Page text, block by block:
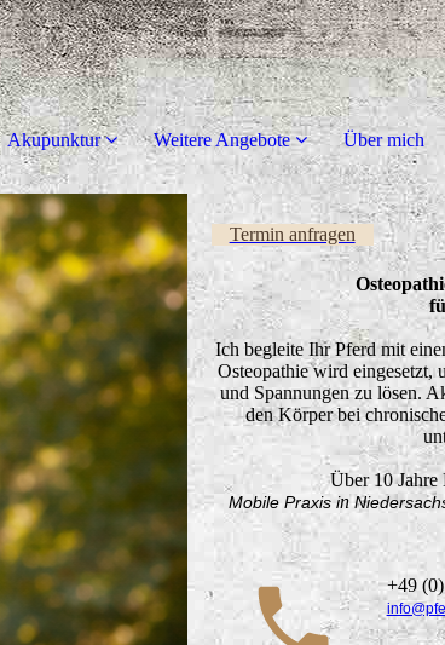
Akupunktur Weitere Angebote Über mich
Termin anfragen
Ich begleite Ihr Pferd mit
Osteopathie wird eingesetzt,
und Spannungen zu lösen.
den Körper bei
Über 10 Jahre
Mobile Praxis in
+49